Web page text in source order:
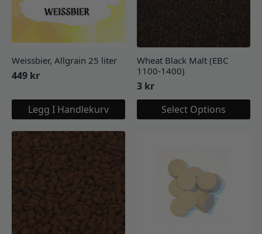
Weissbier, Allgrain 25 liter
449 kr
Legg I Handlekurv
Wheat Black Malt (EBC
1100-1400)
3 kr
Select Options